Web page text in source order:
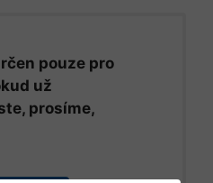
pouze pro
už
prosíme,